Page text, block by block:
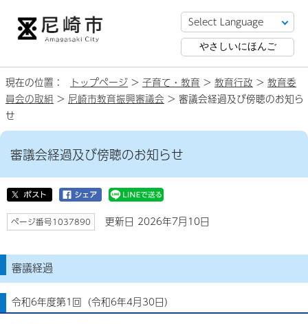
やさしいにほんご
現在の位置： トップページ > 子育て・教育 > 教育行政 > 教育委
員会の取組 > 尼崎市教育振興審議会 > 審議会経過及び傍聴のお知ら
せ
審議会経過及び傍聴のお知らせ
ページ番号1037890 更新日 2026年7月10日
審議経過
令和6年度第1回（令和6年4月30日）